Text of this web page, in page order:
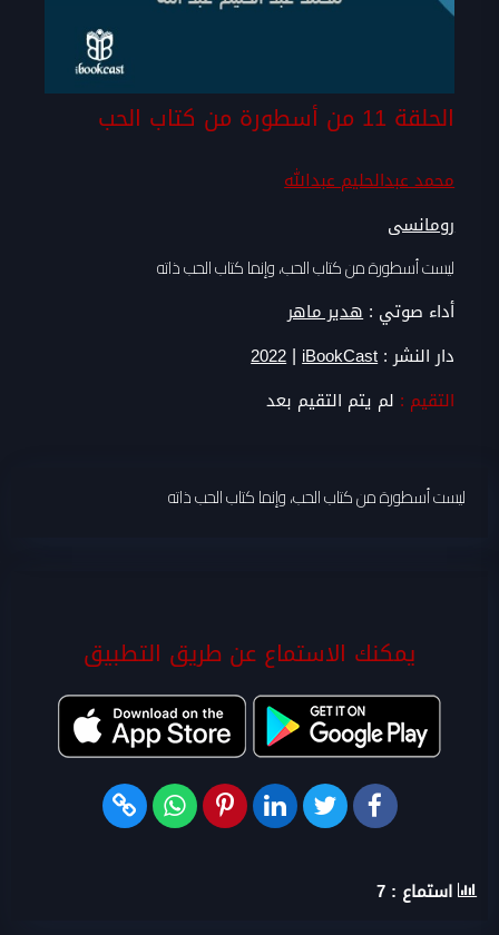
الحلقة 11 من أسطورة من كتاب الحب
محمد عبدالحليم عبدالله
رومانسى
ليست أسطورة من كتاب الحب، وإنما كتاب الحب ذاته
أداء صوتي :هدير ماهر
دار النشر :iBookCast
|
2022
التقيم : لم يتم التقيم بعد
ليست أسطورة من كتاب الحب، وإنما كتاب الحب ذاته
يمكنك الاستماع عن طريق التطبيق
استماع : 7